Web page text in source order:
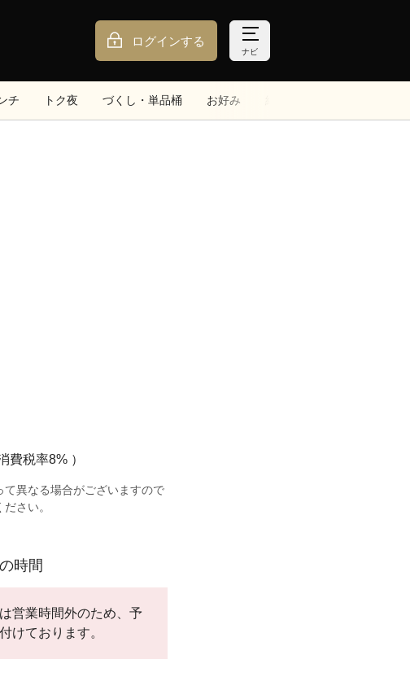
ログインする
ナビ
チ トク夜 づくし・単品桶 お好み
費税率8% ）
異なる場合がございますので
さい。
時間
営業時間外のため、予
けております。